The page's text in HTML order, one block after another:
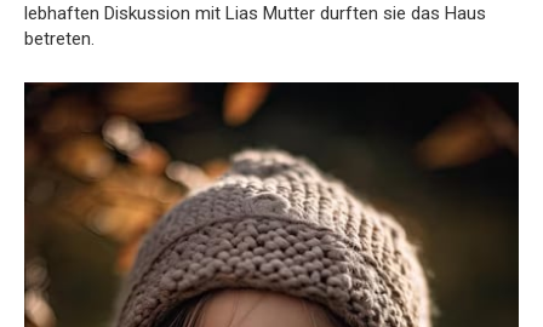
lebhaften Diskussion mit Lias Mutter durften sie das Haus
betreten.